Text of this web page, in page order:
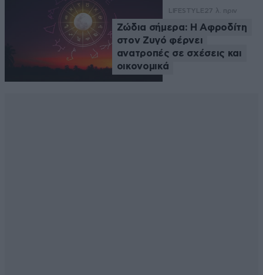
LIFESTYLE27 λ. πριν
Ζώδια σήμερα: Η Αφροδίτη
στον Ζυγό φέρνει
ανατροπές σε σχέσεις και
οικονομικά